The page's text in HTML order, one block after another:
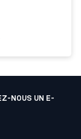
NOUS UN E-